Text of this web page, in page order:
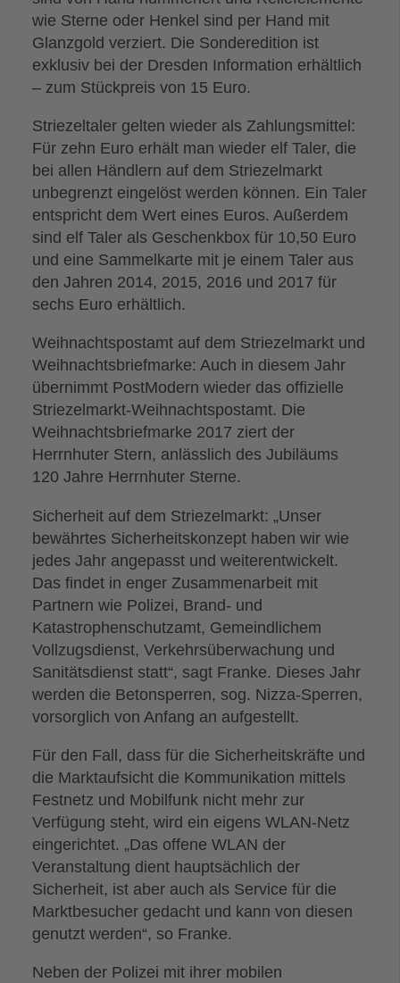
wie Sterne oder Henkel sind per Hand mit
Glanzgold verziert. Die Sonderedition ist
exklusiv bei der Dresden Information erhältlich
– zum Stückpreis von 15 Euro.
Striezeltaler gelten wieder als Zahlungsmittel:
Für zehn Euro erhält man wieder elf Taler, die
bei allen Händlern auf dem Striezelmarkt
unbegrenzt eingelöst werden können. Ein Taler
entspricht dem Wert eines Euros. Außerdem
sind elf Taler als Geschenkbox für 10,50 Euro
und eine Sammelkarte mit je einem Taler aus
den Jahren 2014, 2015, 2016 und 2017 für
sechs Euro erhältlich.
Weihnachtspostamt auf dem Striezelmarkt und
Weihnachtsbriefmarke: Auch in diesem Jahr
übernimmt PostModern wieder das offizielle
Striezelmarkt-Weihnachtspostamt. Die
Weihnachtsbriefmarke 2017 ziert der
Herrnhuter Stern, anlässlich des Jubiläums
120 Jahre Herrnhuter Sterne.
Sicherheit auf dem Striezelmarkt: „Unser
bewährtes Sicherheitskonzept haben wir wie
jedes Jahr angepasst und weiterentwickelt.
Das findet in enger Zusammenarbeit mit
Partnern wie Polizei, Brand- und
Katastrophenschutzamt, Gemeindlichem
Vollzugsdienst, Verkehrsüberwachung und
Sanitätsdienst statt“, sagt Franke. Dieses Jahr
werden die Betonsperren, sog. Nizza-Sperren,
vorsorglich von Anfang an aufgestellt.
Für den Fall, dass für die Sicherheitskräfte und
die Marktaufsicht die Kommunikation mittels
Festnetz und Mobilfunk nicht mehr zur
Verfügung steht, wird ein eigens WLAN-Netz
eingerichtet. „Das offene WLAN der
Veranstaltung dient hauptsächlich der
Sicherheit, ist aber auch als Service für die
Marktbesucher gedacht und kann von diesen
genutzt werden“, so Franke.
Neben der Polizei mit ihrer mobilen